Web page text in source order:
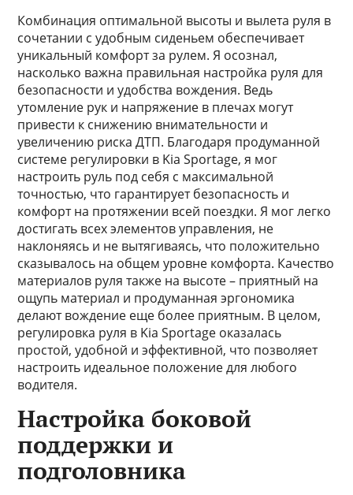
Комбинация оптимальной высоты и вылета руля в
сочетании с удобным сиденьем обеспечивает
уникальный комфорт за рулем. Я осознал,
насколько важна правильная настройка руля для
безопасности и удобства вождения. Ведь
утомление рук и напряжение в плечах могут
привести к снижению внимательности и
увеличению риска ДТП. Благодаря продуманной
системе регулировки в Kia Sportage, я мог
настроить руль под себя с максимальной
точностью, что гарантирует безопасность и
комфорт на протяжении всей поездки. Я мог легко
достигать всех элементов управления, не
наклоняясь и не вытягиваясь, что положительно
сказывалось на общем уровне комфорта. Качество
материалов руля также на высоте – приятный на
ощупь материал и продуманная эргономика
делают вождение еще более приятным. В целом,
регулировка руля в Kia Sportage оказалась
простой, удобной и эффективной, что позволяет
настроить идеальное положение для любого
водителя.
Настройка боковой
поддержки и
подголовника